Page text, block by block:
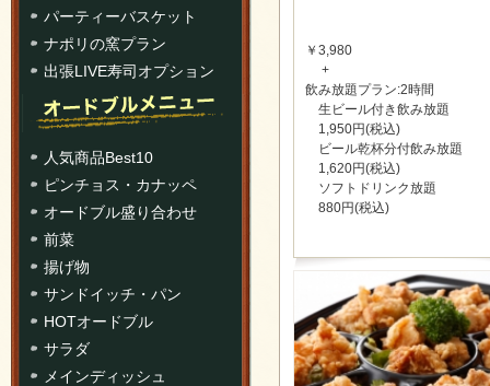
パーティーバスケット
ナポリの窯プラン
出張LIVE寿司オプション
人気商品Best10
ピンチョス・カナッペ
オードブル盛り合わせ
前菜
揚げ物
サンドイッチ・パン
HOTオードブル
サラダ
メインディッシュ
￥3,980
+
飲み放題プラン:2時間
生ビール付き飲み放題
1,950円(税込)
ビール乾杯分付飲み放題
1,620円(税込)
ソフトドリンク放題
880円(税込)